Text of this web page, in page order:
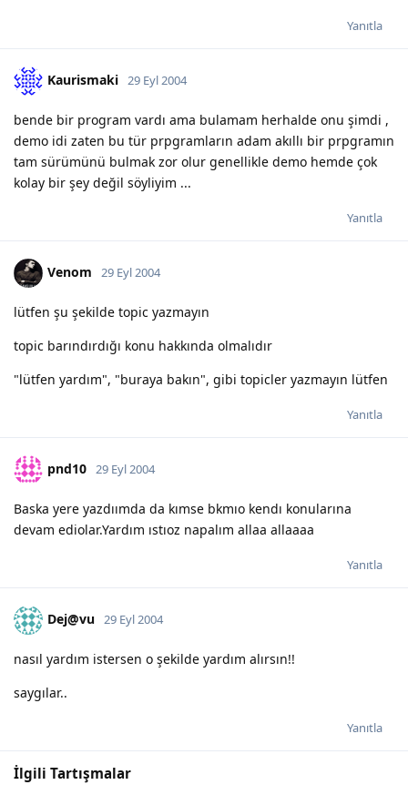
Yanıtla
Kaurismaki 29 Eyl 2004
bende bir program vardı ama bulamam herhalde onu şimdi ,
demo idi zaten bu tür prpgramların adam akıllı bir prpgramın
tam sürümünü bulmak zor olur genellikle demo hemde çok
kolay bir şey değil söyliyim ...
Yanıtla
Venom 29 Eyl 2004
lütfen şu şekilde topic yazmayın
topic barındırdığı konu hakkında olmalıdır
"lütfen yardım", "buraya bakın", gibi topicler yazmayın lütfen
Yanıtla
pnd10 29 Eyl 2004
Baska yere yazdıımda da kımse bkmıo kendı konularına
devam ediolar.Yardım ıstıoz napalım allaa allaaaa
Yanıtla
Dej@vu 29 Eyl 2004
nasıl yardım istersen o şekilde yardım alırsın!!
saygılar..
Yanıtla
İlgili Tartışmalar